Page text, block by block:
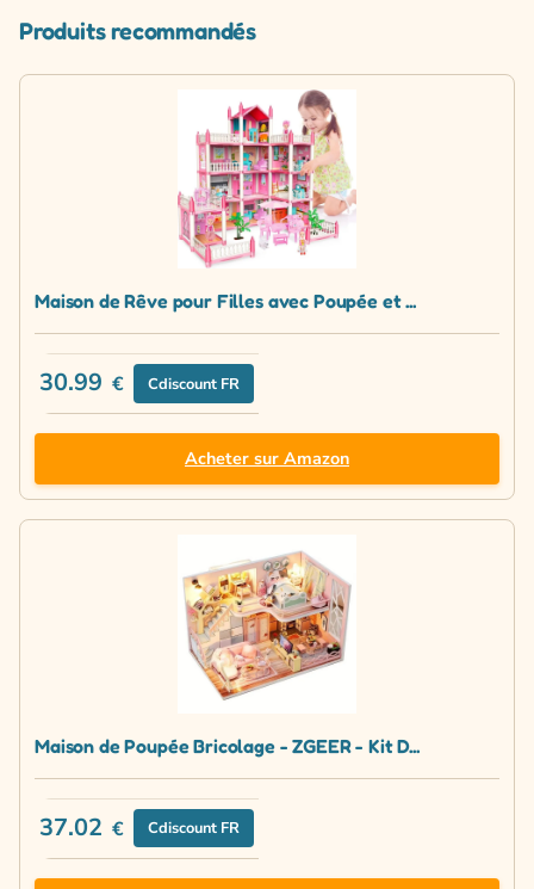
Produits recommandés
Maison de Rêve pour Filles avec Poupée et ...
30.99 € Cdiscount FR
Acheter sur Amazon
Maison de Poupée Bricolage - ZGEER - Kit D...
37.02 € Cdiscount FR